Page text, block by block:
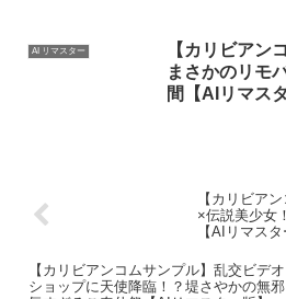
AI リマスター
【カリビアン
まさかのリモ
間【AIリマス
【カリビア
×伝説美少女
【AIリマスタ
【カリビアンコムサンプル】乱交ビデオ
ショップに天使降臨！？堤さやかの無邪